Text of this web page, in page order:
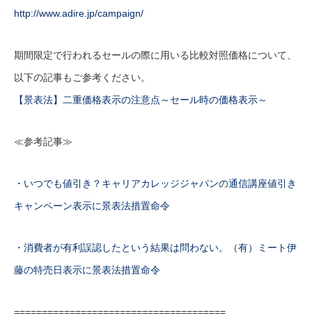
http://www.adire.jp/campaign/
期間限定で行われるセールの際に用いる比較対照価格について、
以下の記事もご参考ください。
【景表法】二重価格表示の注意点～セール時の価格表示～
≪参考記事≫
・ いつでも値引き？キャリアカレッジジャパンの通信講座値引き
キャンペーン表示に景表法措置命令
・消費者が有利誤認したという結果は問わない。（有）ミート伊
藤の特売日表示に景表法措置命令
======================================